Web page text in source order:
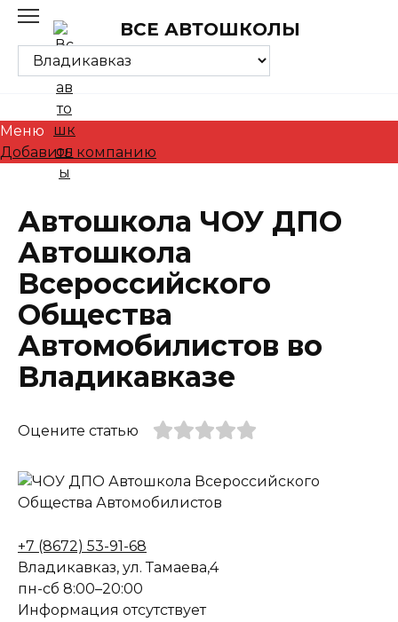
Skip
content
ВСЕ АВТОШКОЛЫ
Меню
Добавить компанию
Автошкола ЧОУ ДПО
Автошкола
Всероссийского
Общества
Автомобилистов во
Владикавказе
Оцените статью
+7 (8672) 53-91-68
Владикавказ, ул. Тамаева,4
пн-сб 8:00–20:00
Информация отсутствует